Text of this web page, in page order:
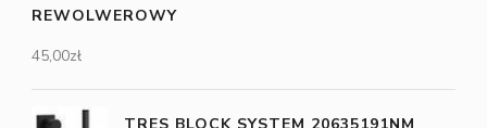
REWOLWEROWY
45,00zł